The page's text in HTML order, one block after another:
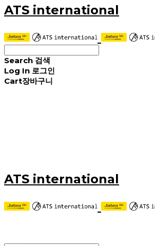
ATS international
Search 검색
Log In 로그인
Cart장바구니
ATS international